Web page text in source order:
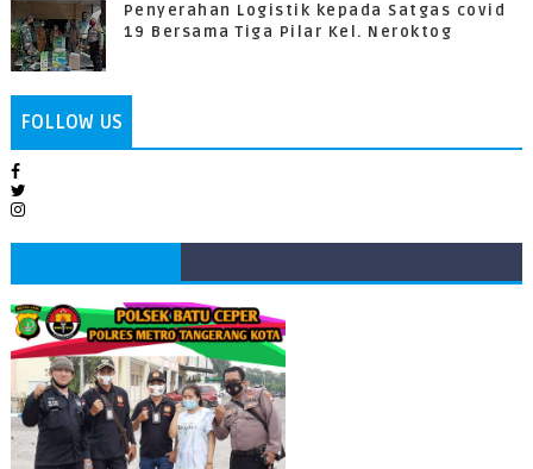
Penyerahan Logistik kepada Satgas covid
19 Bersama Tiga Pilar Kel. Neroktog
FOLLOW US